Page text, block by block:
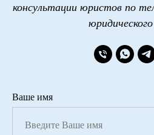
консультации юристов по
Ваше имя